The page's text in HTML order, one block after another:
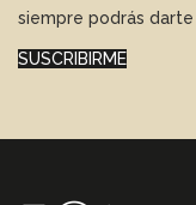
siempre podrás
SUSCRIBIRME